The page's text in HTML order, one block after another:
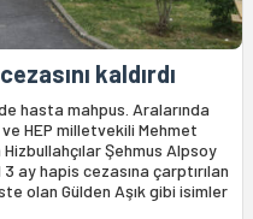
kaldırdı
de hasta mahpus. Aralarında
HEP milletvekili Mehmet
Şehmus Alpsoy
ay hapis cezasına çarptırılan
olan Gülden Aşık gibi isimler